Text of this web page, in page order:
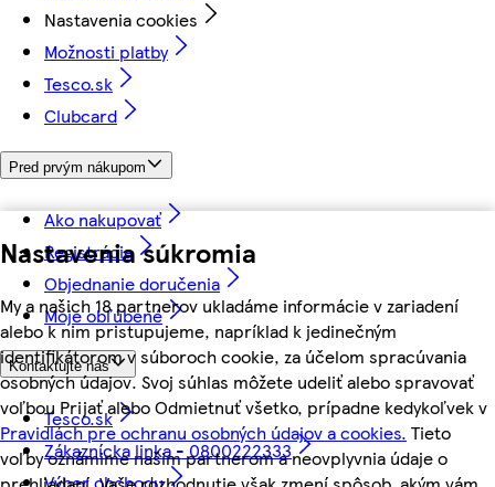
Nastavenia súkromia
My a našich 18 partnerov ukladáme informácie v zariadení
alebo k nim pristupujeme, napríklad k jedinečným
identifikátorom v súboroch cookie, za účelom spracúvania
osobných údajov. Svoj súhlas môžete udeliť alebo spravovať
voľbou Prijať alebo Odmietnuť všetko, prípadne kedykoľvek v
Pravidlách pre ochranu osobných údajov a cookies. Tieto
voľby oznámime našim partnerom a neovplyvnia údaje o
Nastavenia cookies
Možnosti platby
Tesco.sk
Clubcard
Pred prvým nákupom
Ako nakupovať
Registrácia
Objednanie doručenia
Moje obľúbené
Kontaktujte nás
Tesco.sk
Zákaznícka linka - 0800222333